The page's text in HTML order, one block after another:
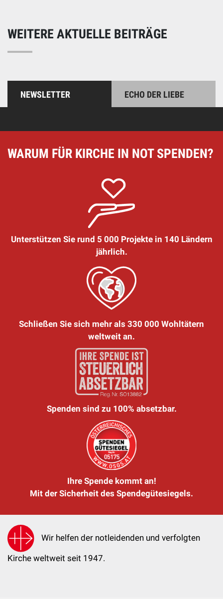
WEITERE AKTUELLE BEITRÄGE
NEWSLETTER ECHO DER LIEBE
WARUM FÜR KIRCHE IN NOT SPENDEN?
Unterstützen Sie rund 5 000 Projekte in 140 Ländern
jährlich.
Schließen Sie sich mehr als 330 000 Wohltätern
weltweit an.
Spenden sind zu 100% absetzbar.
Ihre Spende kommt an!
Mit der Sicherheit des Spendegütesiegels.
Wir helfen der notleidenden und verfolgten
Kirche weltweit seit 1947.